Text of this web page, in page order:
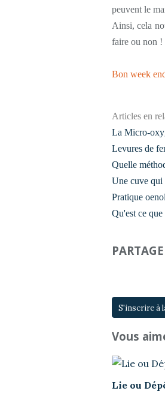
peuvent le
Ainsi, cela
faire ou non !
Bon week
Articles en
La Micro-
Levures de
Quelle
Une cuve qui
Pratique
Qu'est ce
S'inscrire à
Vous
Lie ou